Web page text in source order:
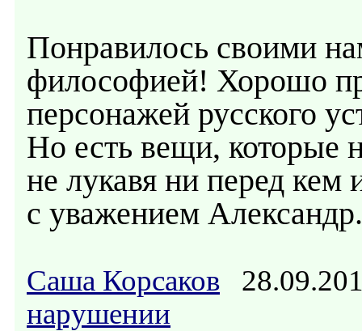
Понравилось своими
философией! Хорошо
персонажей русского
Но есть вещи, которые
не лукавя ни перед
с уважением Александр.
Саша Корсаков
нарушении